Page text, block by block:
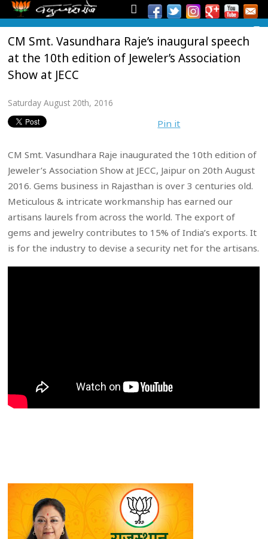
CM Smt. Vasundhara Raje’s inaugural speech
at the 10th edition of Jeweler’s Association
Show at JECC
Saturday August 20th, 2016
Pin it
CM Smt. Vasundhara Raje inaugurated the 10th edition of
Jeweler’s Association Show at JECC, Jaipur on 20th August
2016. Gems business in Rajasthan is over 3 centuries old.
Meticulous & intricate workmanship has earned our
artisans laurels from across the world. The export of
gems and jewelry contributes to 15% of India’s exports. It
is for the industry to devise a security net for the artisans.